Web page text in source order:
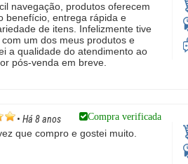
navegação, produtos oferecem
benefício, entrega rápida e
de itens. Infelizmente tive
um dos meus produtos e
a qualidade do atendimento ao
pós-venda em breve.
• Há 8 anos Compra verificada
que compro e gostei muito.